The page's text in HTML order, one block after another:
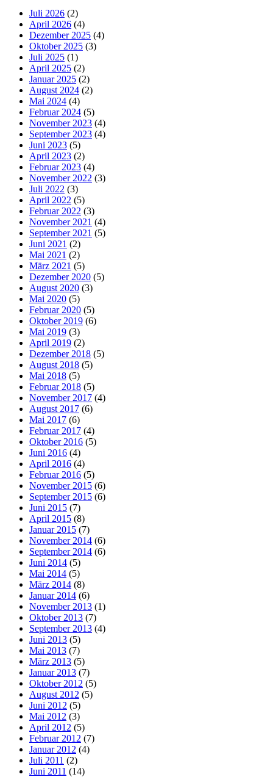
Juli 2026 (2)
April 2026 (4)
Dezember 2025 (4)
Oktober 2025 (3)
Juli 2025 (1)
April 2025 (2)
Januar 2025 (2)
August 2024 (2)
Mai 2024 (4)
Februar 2024 (5)
November 2023 (4)
September 2023 (4)
Juni 2023 (5)
April 2023 (2)
Februar 2023 (4)
November 2022 (3)
Juli 2022 (3)
April 2022 (5)
Februar 2022 (3)
November 2021 (4)
September 2021 (5)
Juni 2021 (2)
Mai 2021 (2)
März 2021 (5)
Dezember 2020 (5)
August 2020 (3)
Mai 2020 (5)
Februar 2020 (5)
Oktober 2019 (6)
Mai 2019 (3)
April 2019 (2)
Dezember 2018 (5)
August 2018 (5)
Mai 2018 (5)
Februar 2018 (5)
November 2017 (4)
August 2017 (6)
Mai 2017 (6)
Februar 2017 (4)
Oktober 2016 (5)
Juni 2016 (4)
April 2016 (4)
Februar 2016 (5)
November 2015 (6)
September 2015 (6)
Juni 2015 (7)
April 2015 (8)
Januar 2015 (7)
November 2014 (6)
September 2014 (6)
Juni 2014 (5)
Mai 2014 (5)
März 2014 (8)
Januar 2014 (6)
November 2013 (1)
Oktober 2013 (7)
September 2013 (4)
Juni 2013 (5)
Mai 2013 (7)
März 2013 (5)
Januar 2013 (7)
Oktober 2012 (5)
August 2012 (5)
Juni 2012 (5)
Mai 2012 (3)
April 2012 (5)
Februar 2012 (7)
Januar 2012 (4)
Juli 2011 (2)
Juni 2011 (14)